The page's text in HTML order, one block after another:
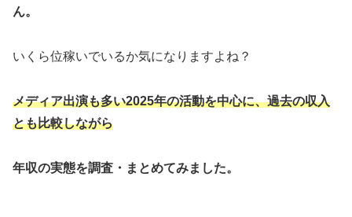
ん。
いくら位稼いでいるか気になりますよね？
メディア出演も多い2025年の活動を中心に、過去の収入
とも比較しながら
年収の実態を調査・まとめてみました。